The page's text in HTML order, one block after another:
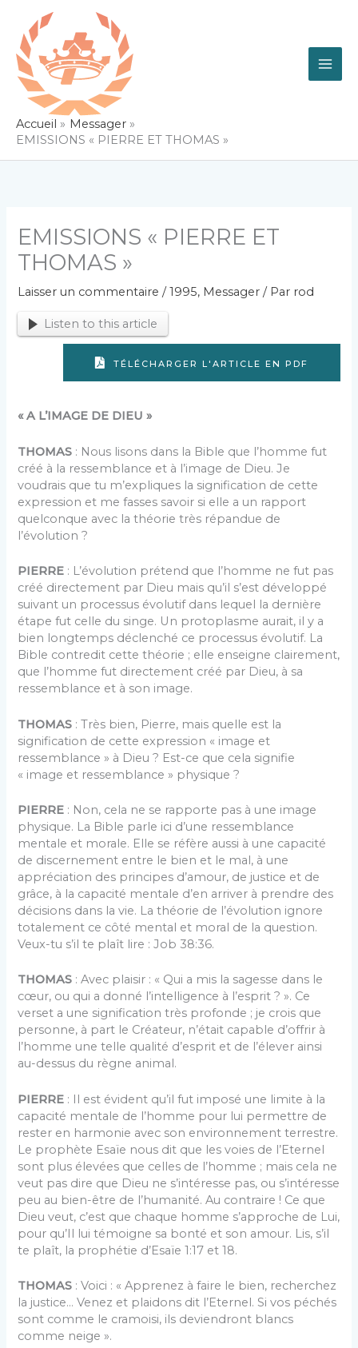
contenu
Accueil
Messager
EMISSIONS « PIERRE ET THOMAS »
EMISSIONS « PIERRE ET
THOMAS »
Laisser un commentaire /1995, Messager / Par rod
Listen to this article
TÉLÉCHARGER L'ARTICLE EN PDF
« A L’IMAGE DE DIEU »
THOMAS : Nous lisons dans la Bible que l’homme fut
créé à la ressemblance et à l’image de Dieu. Je
voudrais que tu m’expliques la signification de cette
expression et me fasses savoir si elle a un rapport
quelconque avec la théorie très répandue de
l’évolution ?
PIERRE : L’évolution prétend que l’homme ne fut pas
créé directement par Dieu mais qu’il s’est développé
suivant un processus évolutif dans lequel la dernière
étape fut celle du singe. Un protoplasme aurait, il y a
bien longtemps déclenché ce processus évolutif. La
Bible contredit cette théorie ; elle enseigne clairement,
que l’homme fut directement créé par Dieu, à sa
ressemblance et à son image.
THOMAS : Très bien, Pierre, mais quelle est la
signification de cette expression « image et
ressemblance » à Dieu ? Est-ce que cela signifie
« image et ressemblance » physique ?
PIERRE : Non, cela ne se rapporte pas à une image
physique. La Bible parle ici d’une ressemblance
mentale et morale. Elle se réfère aussi à une capacité
de discernement entre le bien et le mal, à une
appréciation des principes d’amour, de justice et de
grâce, à la capacité mentale d’en arriver à prendre des
décisions dans la vie. La théorie de l’évolution ignore
totalement ce côté mental et moral de la question.
Veux-tu s’il te plaît lire : Job 38:36.
THOMAS : Avec plaisir : « Qui a mis la sagesse dans le
cœur, ou qui a donné l’intelligence à l’esprit ? ». Ce
verset a une signification très profonde ; je crois que
personne, à part le Créateur, n’était capable d’offrir à
l’homme une telle qualité d’esprit et de l’élever ainsi
au-dessus du règne animal.
PIERRE : Il est évident qu’il fut imposé une limite à la
capacité mentale de l’homme pour lui permettre de
rester en harmonie avec son environnement terrestre.
Le prophète Esaïe nous dit que les voies de l’Eternel
sont plus élevées que celles de l’homme ; mais cela ne
veut pas dire que Dieu ne s’intéresse pas, ou s’intéresse
peu au bien-être de l’humanité. Au contraire ! Ce que
Dieu veut, c’est que chaque homme s’approche de Lui,
pour qu’Il lui témoigne sa bonté et son amour. Lis, s’il
te plaît, la prophétie d’Esaïe 1:17 et 18.
THOMAS : Voici : « Apprenez à faire le bien, recherchez
la justice… Venez et plaidons dit l’Eternel. Si vos péchés
sont comme le cramoisi, ils deviendront blancs
comme neige ».